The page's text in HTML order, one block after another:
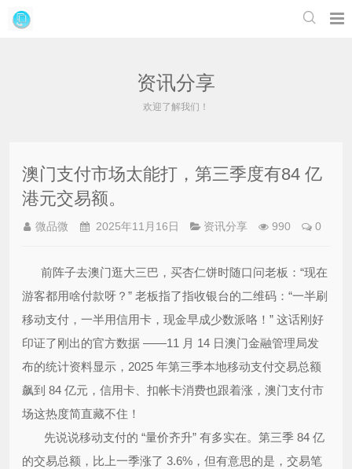

资讯分享
欢迎了解我们！
澳门支付市场太能打，第三季度有84 亿
港元交易额。
微品微 2025年11月16日 资讯分享 990 0
前阵子去澳门逛大三巴，买杏仁饼时随口问老板：“现在
游客都用啥付款呀？” 老板指了指收银台的二维码：“一半刷
移动支付，一半用信用卡，现金早成少数派咯！” 这话刚好
印证了刚出的官方数据 ——11 月 14 日澳门金融管理局发
布的统计资料显示，2025 年第三季本地移动支付交易总额
飙到 84 亿元，信用卡、扣帐卡消费也跟着涨，澳门支付市
场这热度简直藏不住！
先说说移动支付的 “量价齐升” 有多实在。第三季 84 亿
的交易总额，比上一季涨了 3.6%，但有意思的是，交易笔